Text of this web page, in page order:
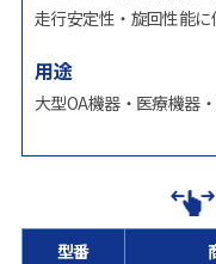
走行安定性・旋回性能に
用途
大型OA機器・医療機器
型番